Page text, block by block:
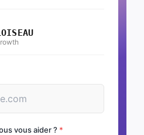
vous aider ? *